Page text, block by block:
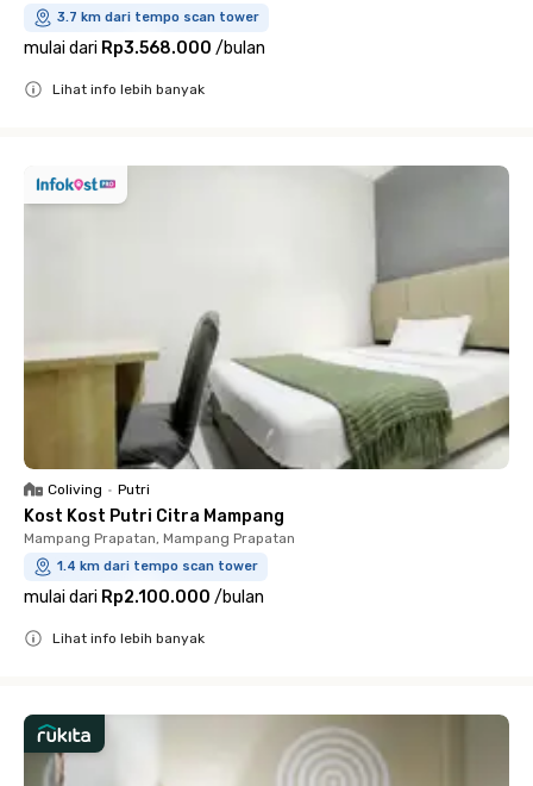
3.7 km dari tempo scan tower
mulai dari Rp3.568.000 /bulan
Lihat info lebih banyak
Coliving • Putri
Kost Kost Putri Citra Mampang
Mampang Prapatan, Mampang Prapatan
1.4 km dari tempo scan tower
mulai dari Rp2.100.000 /bulan
Lihat info lebih banyak